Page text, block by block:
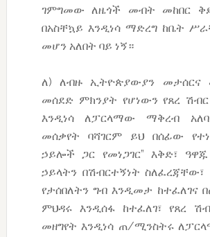
ገምግመው ለዜጎች መብት መከበር
በአስቸኳይ እንዲነሳ ማድረግ ከቤት
መሆን አለበት ባይ ነኝ።
ለ) ለብዙ ኢትዮጵያውያን መታሰርና
መሰደድ ምክንያት የሆነውን የጸረ
እንዲነሳ ለፓርላማው ማቅረብ
መሰቃየት ባሻገርም ይህ በሰፊው
ኃይሎች ጋር የመነጋገር” እቅድ፣
ኃይላትን በሽብርተኝነት
የታሰበለትን ግብ እንዲመታ ከተፈለገና
ምህዳሩ እንዲሰፋ ከተፈለገ፣ የጸረ
መዘግየት እንዲነሳ ጠ/ሚንስትሩ